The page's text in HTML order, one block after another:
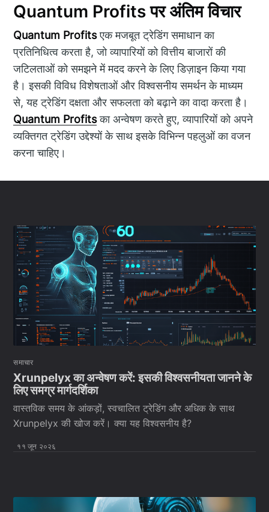
Quantum Profits पर अंतिम विचार
Quantum Profitsएक मजबूत ट्रेडिंग समाधान का
प्रतिनिधित्व करता है, जो व्यापारियों को वित्तीय बाजारों की
जटिलताओं को समझने में मदद करने के लिए डिज़ाइन किया गया
है। इसकी विविध विशेषताओं और विश्वसनीय समर्थन के माध्यम
से, यह ट्रेडिंग दक्षता और सफलता को बढ़ाने का वादा करता है।
Quantum Profitsका अन्वेषण करते हुए, व्यापारियों को अपने
व्यक्तिगत ट्रेडिंग उद्देश्यों के साथ इसके विभिन्न पहलुओं का वजन
करना चाहिए।
समाचार
Xrunpelyx का अन्वेषण करें: इसकी विश्वसनीयता जानने के
लिए समग्र मार्गदर्शिका
वास्तविक समय के आंकड़ों, स्वचालित ट्रेडिंग और अधिक के साथ
Xrunpelyx की खोज करें। क्या यह विश्वसनीय है?
११ जून २०२६